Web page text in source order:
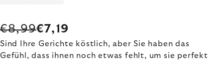
€8,99€7,19
Sind Ihre Gerichte köstlich, aber Sie haben das
Gefühl, dass ihnen noch etwas fehlt, um sie perfekt